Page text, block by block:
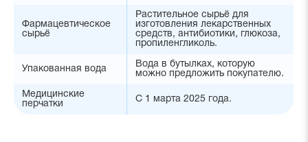
Фармацевтическое
сырьё
Растительное сырьё для
изготовления лекарственных
средств, антибиотики, глюкоза,
пропиленгликоль.
Упакованная вода
Вода в бутылках, которую
можно предложить покупателю.
Медицинские
перчатки
С 1 марта 2025 года.